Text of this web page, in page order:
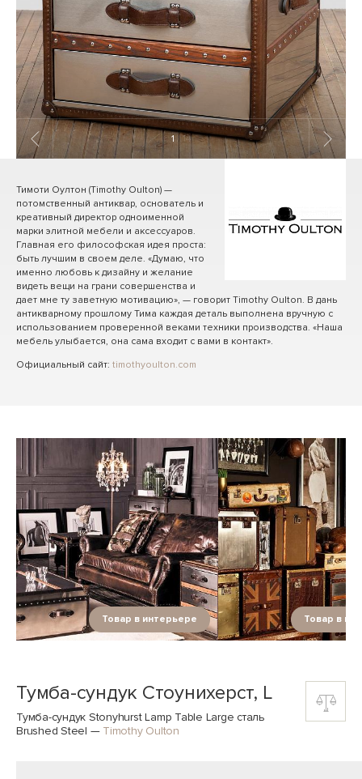
1 / 14
Тимоти Оултон (Timothy Oulton) —
потомственный антиквар, основатель и
креативный директор одноименной
марки элитной мебели и аксессуаров.
Главная его философская идея проста:
быть лучшим в своем деле. «Думаю, что
именно любовь к дизайну и желание
видеть вещи на грани совершенства и
дает мне ту заветную мотивацию», — говорит Timothy Oulton. В дань
антикварному прошлому Тима каждая деталь выполнена вручную с
использованием проверенной веками техники производства. «Наша
мебель улыбается, она сама входит с вами в контакт».
Официальный сайт: timothyoulton.com
Товар в интерьере Товар в
Тумба-сундук Стоунихерст, L
Тумба-сундук Stonyhurst Lamp Table Large сталь
Brushed Steel — Timothy Oulton